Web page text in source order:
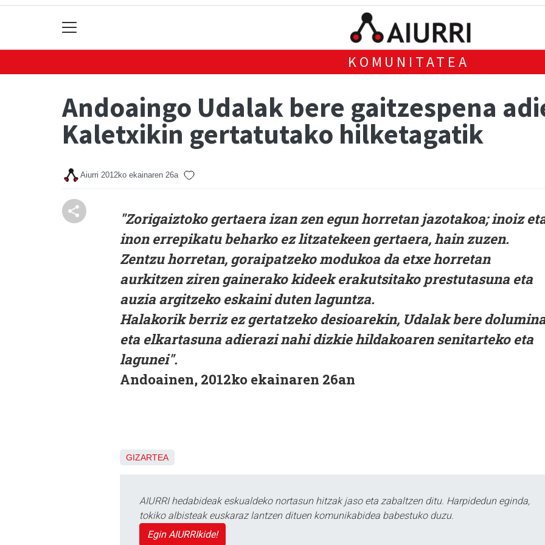
KOMUNITATEA
Andoaingo Udalak bere gaitzespena
Kaletxikin gertatutako hilketagatik
Aiurri 2012ko ekainaren 26a
"Zorigaiztoko gertaera izan zen egun horretan jazotakoa; inoiz
inon errepikatu beharko ez litzatekeen gertaera, hain zuzen.
Zentzu horretan, goraipatzeko modukoa da etxe horretan
aurkitzen ziren gainerako kideek erakutsitako prestutasuna eta
auzia argitzeko eskaini duten laguntza.
Halakorik berriz ez gertatzeko desioarekin, Udalak bere
eta elkartasuna adierazi nahi dizkie hildakoaren senitarteko eta
lagunei".
Andoainen, 2012ko ekainaren 26an
GIZARTEA
AIURRI hedabideak eskualdeko nortasun hitzak jaso eta zabaltzen ditu. Harpidedun eginda,
tokiko albisteak euskaraz lantzen dituen komunikabidea babestuko duzu.
Egin AIURRIkide!